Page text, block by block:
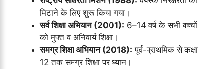
मिटाने के लिए शुरू किया गया।
सर्व शिक्षा अभियान (2001): 6–14 वर्ष के सभी बच्चों
को मुफ्त व अनिवार्य शिक्षा।
समग्र शिक्षा अभियान (2018): पूर्व-प्राथमिक से कक्षा
12 तक समग्र शिक्षा पर ध्यान।